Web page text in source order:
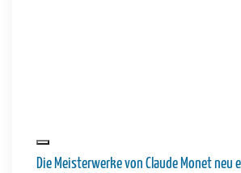
Die Meisterwerke von Claude Monet neu